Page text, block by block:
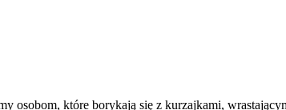
osobom, które borykają się z kurzajkami,